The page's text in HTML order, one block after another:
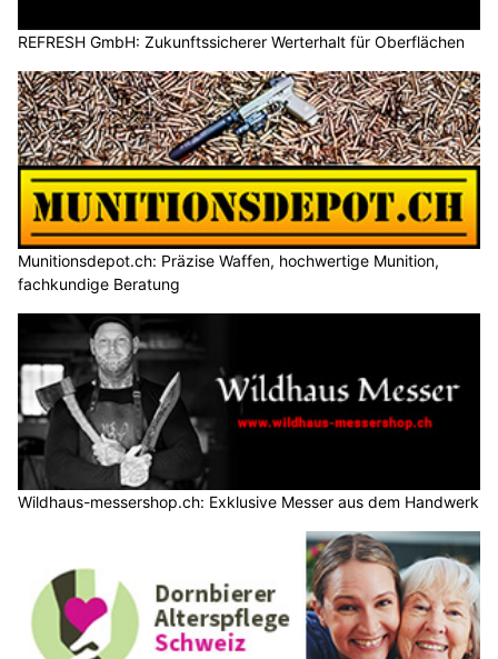
REFRESH GmbH: Zukunftssicherer Werterhalt für Oberflächen
Munitionsdepot.ch: Präzise Waffen, hochwertige Munition,
fachkundige Beratung
Wildhaus-messershop.ch: Exklusive Messer aus dem Handwerk